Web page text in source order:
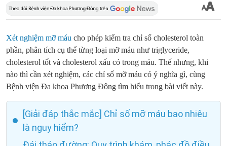
Xét nghiệm mỡ máu cho phép kiểm tra chỉ số cholesterol toàn
phần, phân tích cụ thể từng loại mỡ máu như triglyceride,
cholesterol tốt và cholesterol xấu có trong máu. Thế nhưng, khi
nào thì cần xét nghiệm, các chỉ số mỡ máu có ý nghĩa gì, cùng
Bệnh viện Đa khoa Phương Đông tìm hiểu trong bài viết này.
[Giải đáp thắc mắc] Chỉ số mỡ máu bao nhiêu
là nguy hiểm?